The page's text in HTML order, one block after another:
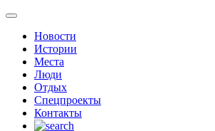
Новости
Истории
Места
Люди
Отдых
Спецпроекты
Контакты